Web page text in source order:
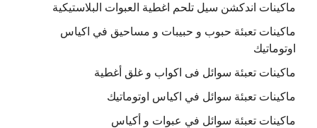
ماكينات اندكشن سيل تلحم اغطية العبوات البلاستيكية
ماكينات تعبئة حبوب و حبيبات و مساحيق في اكياس
اوتوماتيك
ماكينات تعبئة سوائل فى اكواب و غلق أغطية
ماكينات تعبئة سوائل في اكياس اوتوماتيك
ماكينات تعبئة سوائل في عبوات و أكياس